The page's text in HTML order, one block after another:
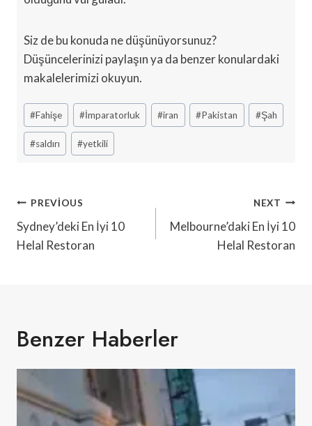
Siz de bu konuda ne düşünüyorsunuz?
Düşüncelerinizi paylaşın ya da benzer konulardaki
makalelerimizi okuyun.
Post
Tags:
#Fahişe #İmparatorluk #iran #Pakistan #Şah
#saldırı #yetkili
Yazı
Gezinmesi
PREVIOUS
Sydney’deki En İyi 10
Helal Restoran
NEXT
Melbourne’daki En İyi 10
Helal Restoran
Benzer Haberler